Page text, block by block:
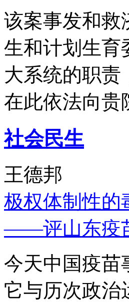
该案事发和救
生和计划生育
大系统的职责
在此依法向贵
社会民生
王德邦
极权体制性的
——评山东疫
今天中国疫苗
它与历次政治